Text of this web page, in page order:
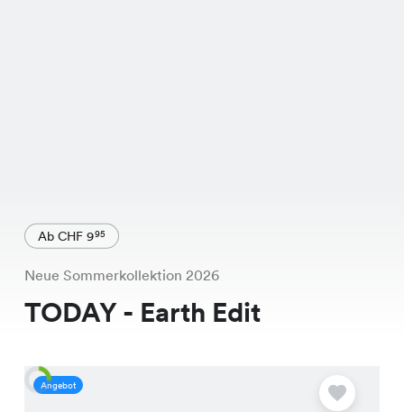
Ab CHF 995
Neue Sommerkollektion 2026
TODAY - Earth Edit
Angebot